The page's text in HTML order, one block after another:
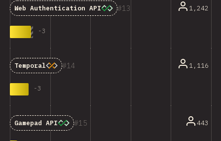
13
Web Authentication API
-3
1,242
14
Temporal
-3
1,116
15
Gamepad API 443